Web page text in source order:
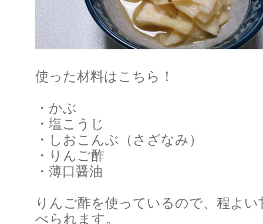
使った材料はこちら！
・かぶ
・塩こうじ
・しおこんぶ（さざなみ）
・りんご酢
・薄口醤油
りんご酢を使っているので、程よ
べられます。